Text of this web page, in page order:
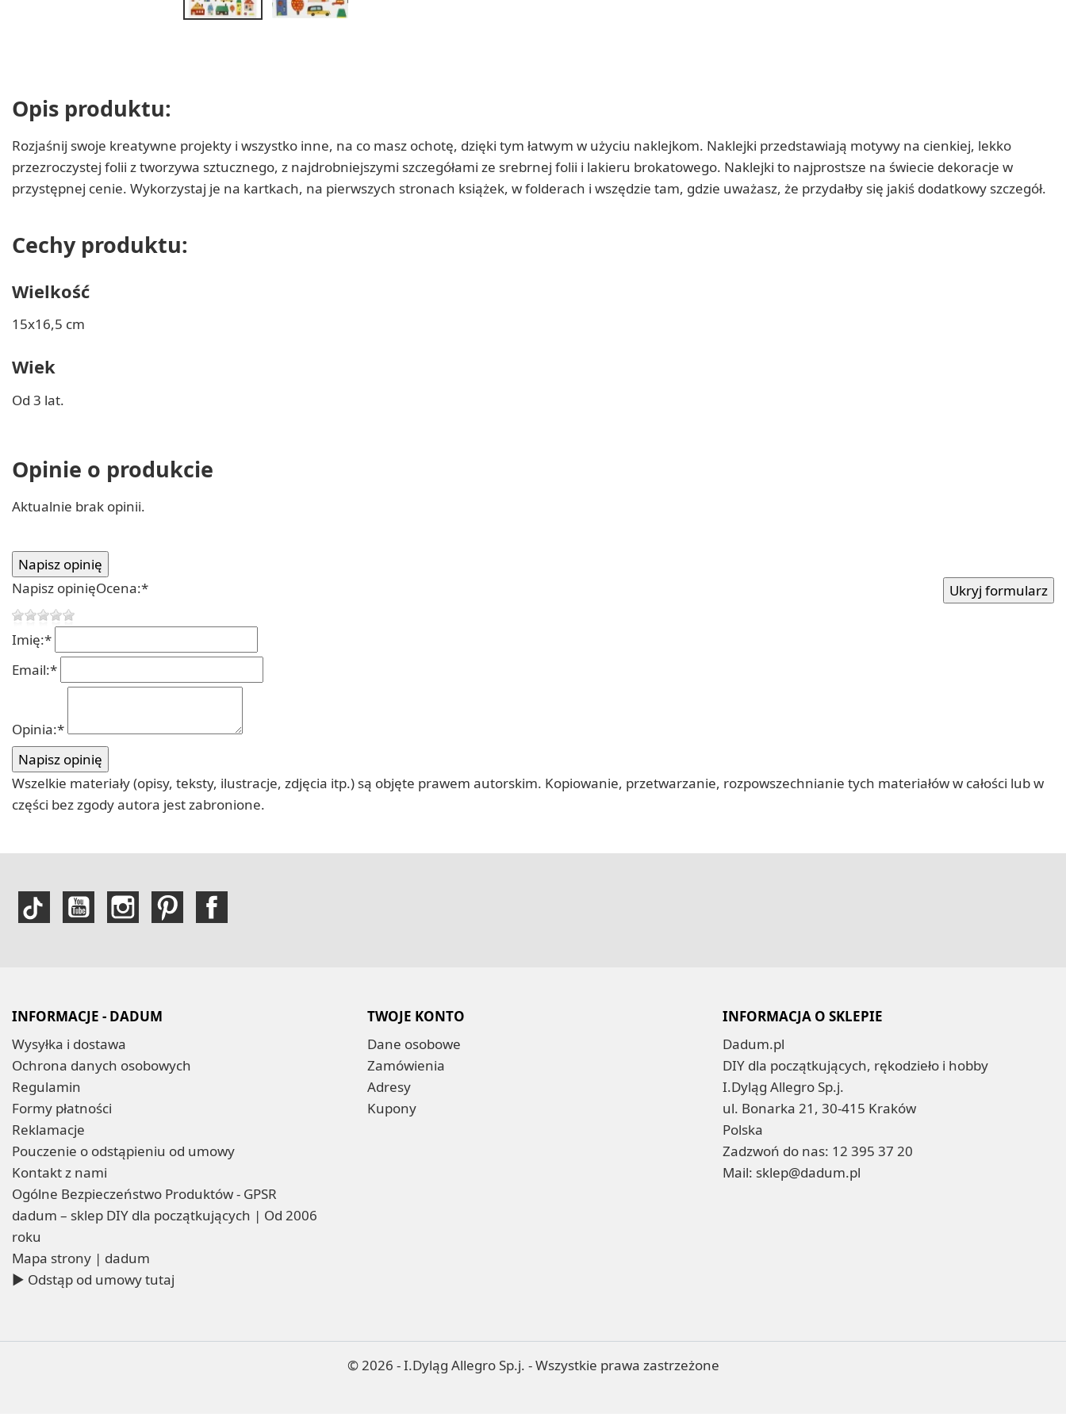
Opis produktu:
Rozjaśnij swoje kreatywne projekty i wszystko inne, na co masz ochotę, dzięki tym łatwym w użyciu naklejkom. Naklejki przedstawiają motywy na cienkiej, lekko
przezroczystej folii z tworzywa sztucznego, z najdrobniejszymi szczegółami ze srebrnej folii i lakieru brokatowego. Naklejki to najprostsze na świecie dekoracje w
przystępnej cenie. Wykorzystaj je na kartkach, na pierwszych stronach książek, w folderach i wszędzie tam, gdzie uważasz, że przydałby się jakiś dodatkowy szczegół.
Cechy produktu:
Wielkość
15x16,5 cm
Wiek
Od 3 lat.
Opinie o produkcie
Aktualnie brak opinii.
Napisz opinięOcena:*
Imię:*
Email:*
Opinia:*
Wszelkie materiały (opisy, teksty, ilustracje, zdjęcia itp.) są objęte prawem autorskim. Kopiowanie, przetwarzanie, rozpowszechnianie tych materiałów w całości lub w
części bez zgody autora jest zabronione.
INFORMACJE - DADUM
Wysyłka i dostawa
Ochrona danych osobowych
Regulamin
Formy płatności
Reklamacje
Pouczenie o odstąpieniu od umowy
Kontakt z nami
Ogólne Bezpieczeństwo Produktów - GPSR
dadum – sklep DIY dla początkujących | Od 2006
roku
Mapa strony | dadum
▶ Odstąp od umowy tutaj
TWOJE KONTO
Dane osobowe
Zamówienia
Adresy
Kupony
INFORMACJA O SKLEPIE
Dadum.pl
DIY dla początkujących, rękodzieło i hobby
I.Dyląg Allegro Sp.j.
ul. Bonarka 21, 30-415 Kraków
Polska
Zadzwoń do nas: 12 395 37 20
Mail: sklep@dadum.pl
© 2026 - I.Dyląg Allegro Sp.j. - Wszystkie prawa zastrzeżone